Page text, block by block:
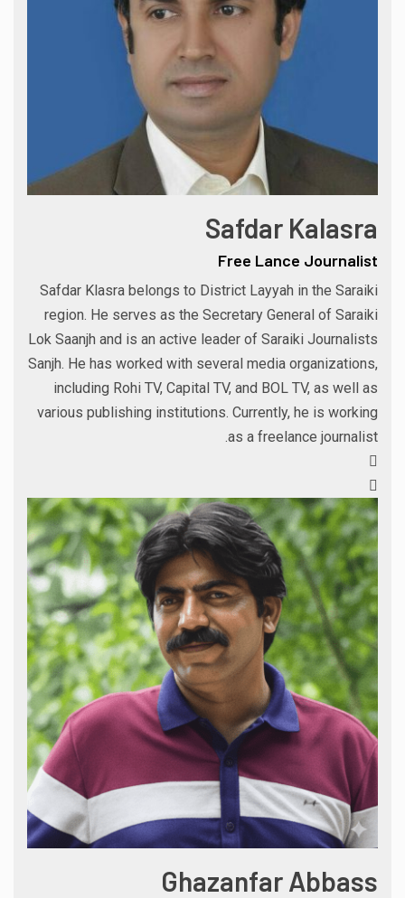
Safdar Kalasra
Free Lance Journalist
Safdar Klasra belongs to District Layyah in the Saraiki
region. He serves as the Secretary General of Saraiki
Lok Saanjh and is an active leader of Saraiki Journalists
Sanjh. He has worked with several media organizations,
including Rohi TV, Capital TV, and BOL TV, as well as
various publishing institutions. Currently, he is working
as a freelance journalist.
Ghazanfar Abbass